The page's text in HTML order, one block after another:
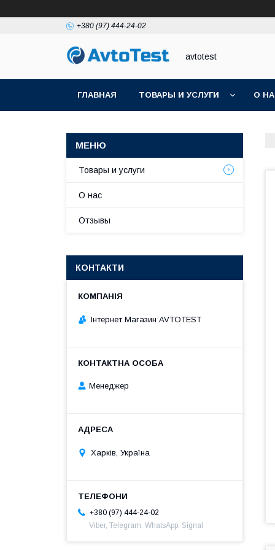
+380 (97) 444-24-02
avtotest
ГЛАВНАЯ ТОВАРЫ И УСЛУГИ О
Товары и услуги
О нас
Отзывы
КОНТАКТИ
Інтернет Магазин AVTOTEST
Менеджер
Харків, Україна
+380 (97) 444-24-02
Viber, Telegram, WhatsApp, Signal